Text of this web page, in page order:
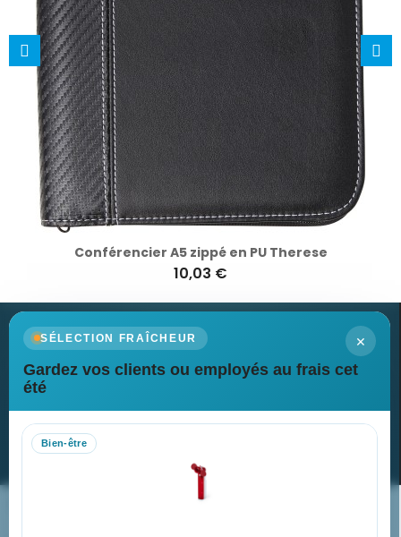
Conférencier A5 zippé en PU Therese
10,03 €
×
SÉLECTION FRAÎCHEUR
Gardez vos clients ou employés au frais cet
été
Bien-être
Newsletter
Recevez nos dernières nouvelles et nos offres spéciales
Nos expertises & accompagnement global